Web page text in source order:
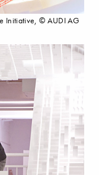
Initiative, © AUDI AG